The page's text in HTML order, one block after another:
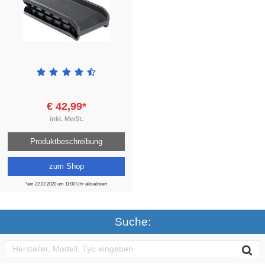
€ 42,99*
inkl. MwSt.
Produktbeschreibung
zum Shop
*am 22.02.2020 um 11:00 Uhr aktualisiert
Suche: